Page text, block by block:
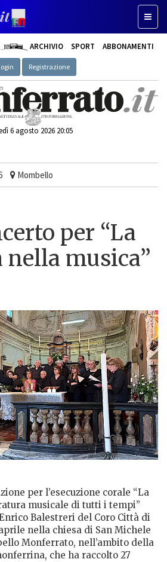
ARCHIVIO SPORT ABBONAMENTI
Registrazione
6 agosto 2026 20:05
Mombello
per “La
musica”
per l’esecuzione corale “La
musicale di tutti i tempi”
Balestreri del Coro Città di
nella chiesa di San Michele
Monferrato, nell’ambito della
che ha raccolto 27